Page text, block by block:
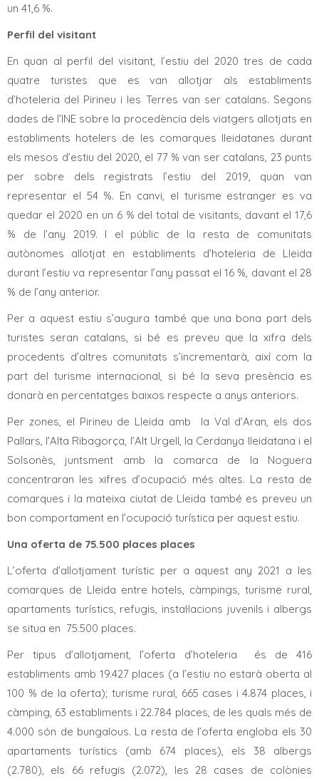
un 41,6 %.
Perfil del visitant
En quan al perfil del visitant, l’estiu del 2020 tres de cada
quatre turistes que es van allotjar als establiments
d’hoteleria del Pirineu i les Terres van ser catalans. Segons
dades de l’INE sobre la procedència dels viatgers allotjats en
establiments hotelers de les comarques lleidatanes durant
els mesos d’estiu del 2020, el 77 % van ser catalans, 23 punts
per sobre dels registrats l’estiu del 2019, quan van
representar el 54 %. En canvi, el turisme estranger es va
quedar el 2020 en un 6 % del total de visitants, davant el 17,6
% de l’any 2019. I el públic de la resta de comunitats
autònomes allotjat en establiments d’hoteleria de Lleida
durant l’estiu va representar l’any passat el 16 %, davant el 28
% de l’any anterior.
Per a aquest estiu s’augura també que una bona part dels
turistes seran catalans, si bé es preveu que la xifra dels
procedents d’altres comunitats s’incrementarà, així com la
part del turisme internacional, si bé la seva presència es
donarà en percentatges baixos respecte a anys anteriors.
Per zones, el Pirineu de Lleida amb la Val d’Aran, els dos
Pallars, l’Alta Ribagorça, l’Alt Urgell, la Cerdanya lleidatana i el
Solsonès, juntsment amb la comarca de la Noguera
concentraran les xifres d’ocupació més altes. La resta de
comarques i la mateixa ciutat de Lleida també es preveu un
bon comportament en l’ocupació turística per aquest estiu.
Una oferta de 75.500 places places
L’oferta d’allotjament turístic per a aquest any 2021 a les
comarques de Lleida entre hotels, càmpings, turisme rural,
apartaments turístics, refugis, instal·lacions juvenils i albergs
se situa en 75.500 places.
Per tipus d’allotjament, l’oferta d’hoteleria és de 416
establiments amb 19.427 places (a l’estiu no estarà oberta al
100 % de la oferta); turisme rural, 665 cases i 4.874 places, i
càmping, 63 establiments i 22.784 places, de les quals més de
4.000 són de bungalous. La resta de l’oferta engloba els 30
apartaments turístics (amb 674 places), els 38 albergs
(2.780), els 66 refugis (2.072), les 28 cases de colònies